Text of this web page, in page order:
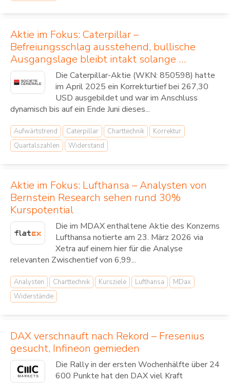
Aktie im Fokus: Caterpillar –
Befreiungsschlag ausstehend, bullische
Ausgangslage bleibt intakt solange …
Die Caterpillar-Aktie (WKN: 850598) hatte
im April 2025 ein Korrekturtief bei 267,30
USD ausgebildet und war im Anschluss
dynamisch bis auf ein Ende Juni dieses...
Aufwärtstrend Caterpillar Charttechnik
Korrektur
Quartalszahlen
Widerstand
Aktie im Fokus: Lufthansa – Analysten von
Bernstein Research sehen rund 30%
Kurspotential
Die im MDAX enthaltene Aktie des Konzerns
Lufthansa notierte am 23. März 2026 via
Xetra auf einem hier für die Analyse
relevanten Zwischentief von 6,99...
Analysten Charttechnik Kursziele Lufthansa
MDax
Widerstände
DAX verschnauft nach Rekord – Fresenius
gesucht, Infineon gemieden
Die Rally in der ersten Wochenhälfte über 24
600 Punkte hat den DAX viel Kraft